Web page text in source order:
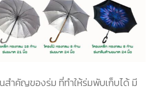
สำคัญของร่ม ที่ทำให้ร่มพับเก็บได้ มี